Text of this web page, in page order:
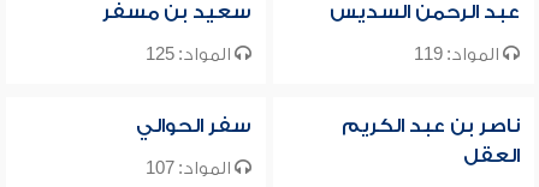
عبد الرحمن السديس
المواد: 119
سعيد بن مسفر
المواد: 125
ناصر بن عبد الكريم
العقل
سفر الحوالي
المواد: 107